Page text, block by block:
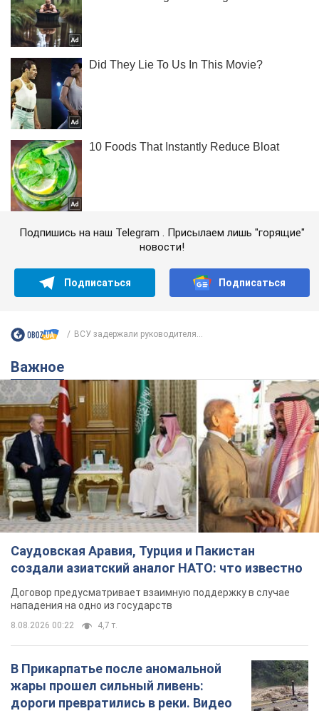
Подпишись на наш Telegram . Присылаем лишь "горящие"
новости!
Подписаться Подписаться
ВСУ задержали руководителя...
Важное
Саудовская Аравия, Турция и Пакистан
создали азиатский аналог НАТО: что известно
Договор предусматривает взаимную поддержку в случае
нападения на одно из государств
8.08.2026 00:22 4,7 т.
В Прикарпатье после аномальной
жары прошел сильный ливень:
дороги превратились в реки. Видео